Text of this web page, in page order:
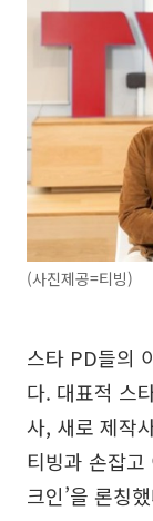
(사진제공=티빙)
스타 PD들의
다. 대표적 스
사, 새로 제작
티빙과 손잡고
크인’을 론칭